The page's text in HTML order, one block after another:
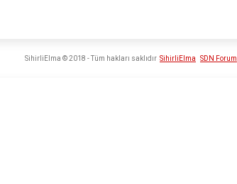
SihirliElma SDN Forum
SihirliElma © 2018 - Tüm hakları saklıdır